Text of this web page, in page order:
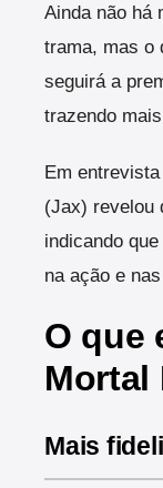
Ainda não há
trama, mas o
seguirá a
trazendo
Em
(Jax) revelou
indicando
na ação e
O que
Mortal
Mais